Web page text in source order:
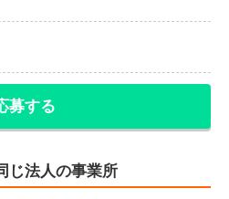
募する
じ法人の事業所